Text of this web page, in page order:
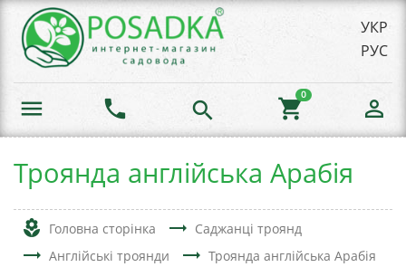
УКР
РУС
menu phone search shopping_cart
0
person_outline
Троянда англійська Арабія
local_florist Головна сторінка trending_flat Саджанці троянд
trending_flat Англійські троянди trending_flat Троянда англійська Арабія